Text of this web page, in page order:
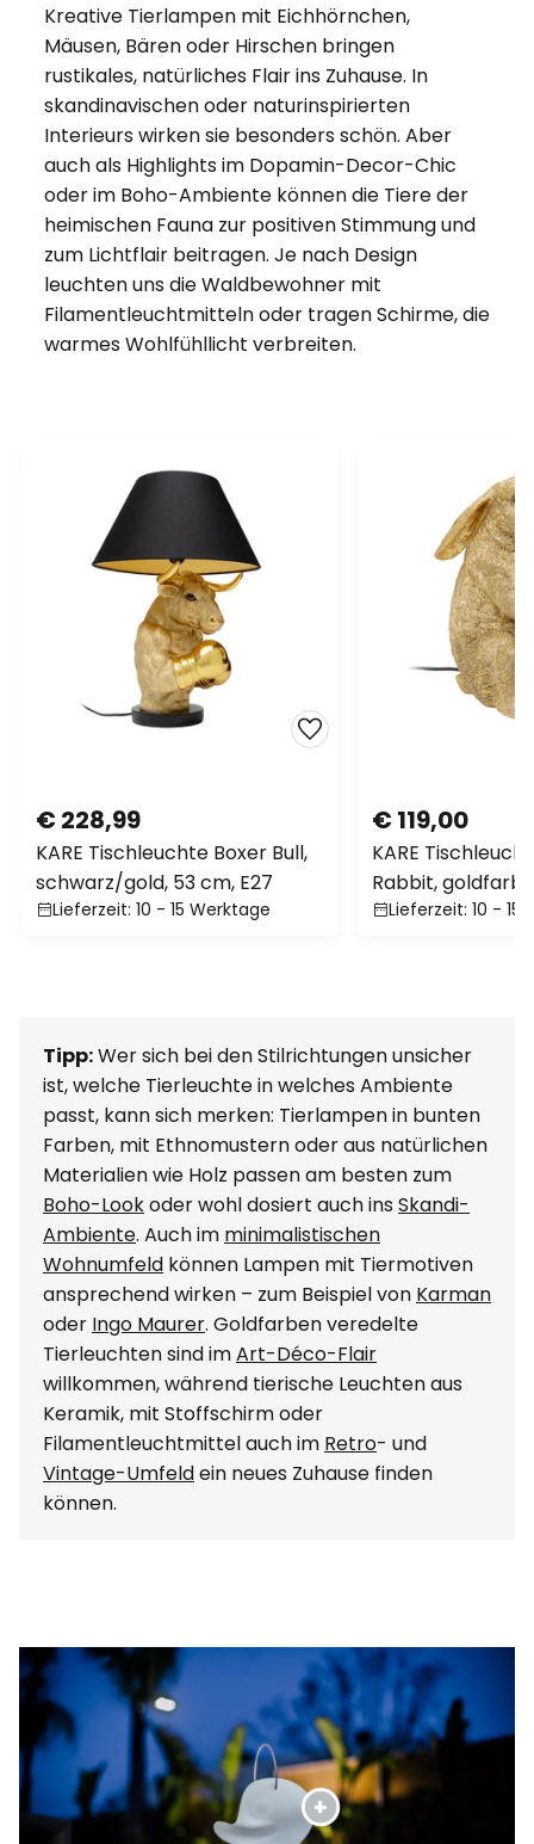
Kreative Tierlampen mit Eichhörnchen,
Mäusen, Bären oder Hirschen bringen
rustikales, natürliches Flair ins Zuhause. In
skandinavischen oder naturinspirierten
Interieurs wirken sie besonders schön. Aber
auch als Highlights im Dopamin-Decor-Chic
oder im Boho-Ambiente können die Tiere der
heimischen Fauna zur positiven Stimmung und
zum Lichtflair beitragen. Je nach Design
leuchten uns die Waldbewohner mit
Filamentleuchtmitteln oder tragen Schirme, die
warmes Wohlfühllicht verbreiten.
€ 228,99
KARE Tischleuchte Boxer Bull,
schwarz/gold, 53 cm, E27
Lieferzeit: 10 - 15 Werktage
€ 119,00
KARE
Rabbit,
hoch, E27
Lieferzeit: 10 - 15
Tipp:Wer sich bei den Stilrichtungen unsicher
ist, welche Tierleuchte in welches Ambiente
passt, kann sich merken: Tierlampen in bunten
Farben, mit Ethnomustern oder aus natürlichen
Materialien wie Holz passen am besten zum
Boho-Lookoder wohl dosiert auch ins Skandi-
Ambiente. Auch im minimalistischen
Wohnumfeld können Lampen mit Tiermotiven
ansprechend wirken – zum Beispiel von Karman
oder Ingo Maurer. Goldfarben veredelte
Tierleuchten sind imArt-Déco-Flair
willkommen, während tierische Leuchten aus
Keramik, mit Stoffschirm oder
Filamentleuchtmittel auch im Retro- und
Vintage-Umfeldein neues Zuhause finden
können.